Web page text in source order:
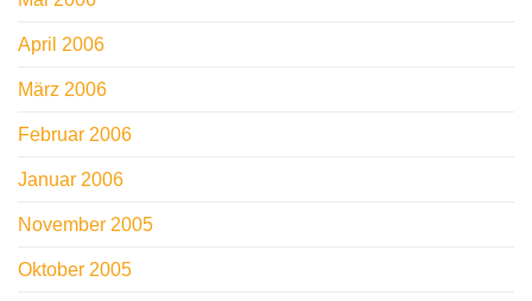
April 2006
März 2006
Februar 2006
Januar 2006
November 2005
Oktober 2005